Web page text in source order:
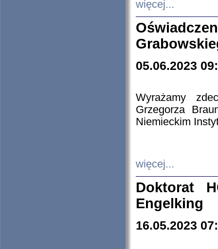
więcej...
05.06.2023
Wyrażamy
Grzegorza
Niemieckim
więcej...
Doktorat
Engelking
16.05.2023